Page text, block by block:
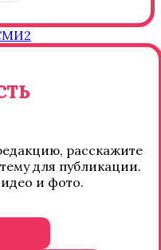
расскажите
для публикации.
и фото.